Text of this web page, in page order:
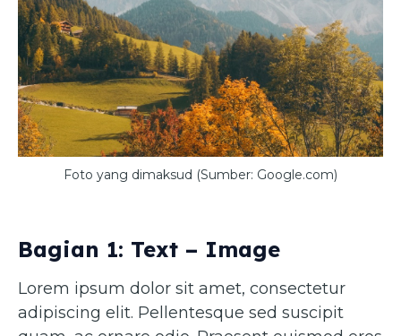
Foto yang dimaksud (Sumber: Google.com)
Bagian 1: Text – Image
Lorem ipsum dolor sit amet, consectetur
adipiscing elit. Pellentesque sed suscipit